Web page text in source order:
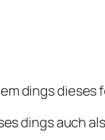
dings
dings auch